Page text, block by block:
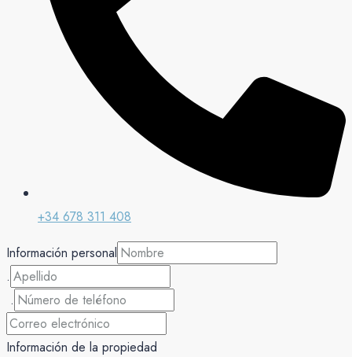
+34 678 311 408
Información personal
­­.
­ .
Información de la propiedad